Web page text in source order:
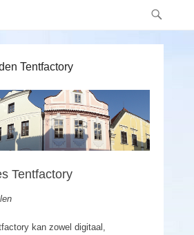
Tentfactory
Tentfactory
kan zowel digitaal,